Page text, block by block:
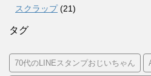
スクラップ(21)
タグ
70代のLINEスタンプおじいちゃん